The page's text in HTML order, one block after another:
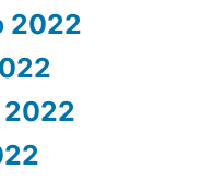
2022